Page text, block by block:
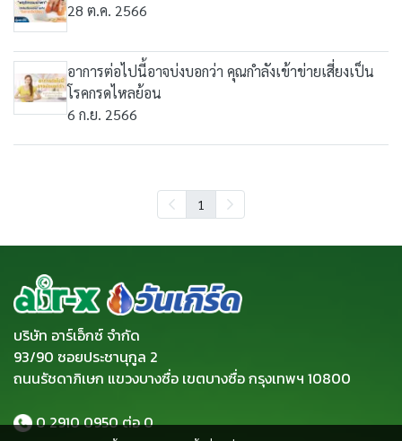
28 ต.ค. 2566
อาการต่อไปนี้อาจบ่งบอกว่า คุณกำลังเข้าข่ายเสี่ยงเป็น
โรคกรดไหลย้อน
6 ก.ย. 2566
1
บริษัท อาร์เอ็กซ์ จำกัด
93/90 ซอยประชานุกูล 2
ถนนรัชดาภิเษก แขวงบางซื่อ เขตบางซื่อ กรุงเทพฯ 10800
0 2910 0950ต่อ 0